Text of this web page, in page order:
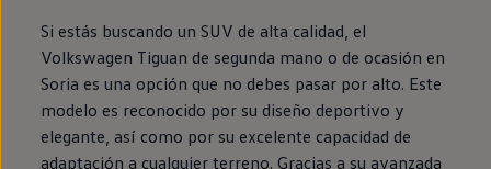
Si estás buscando un SUV de alta calidad, el
Volkswagen Tiguan de segunda mano o de ocasión en
Soria es una opción que no debes pasar por alto. Este
modelo es reconocido por su diseño deportivo y
elegante, así como por su excelente capacidad de
adaptación a cualquier terreno. Gracias a su avanzada